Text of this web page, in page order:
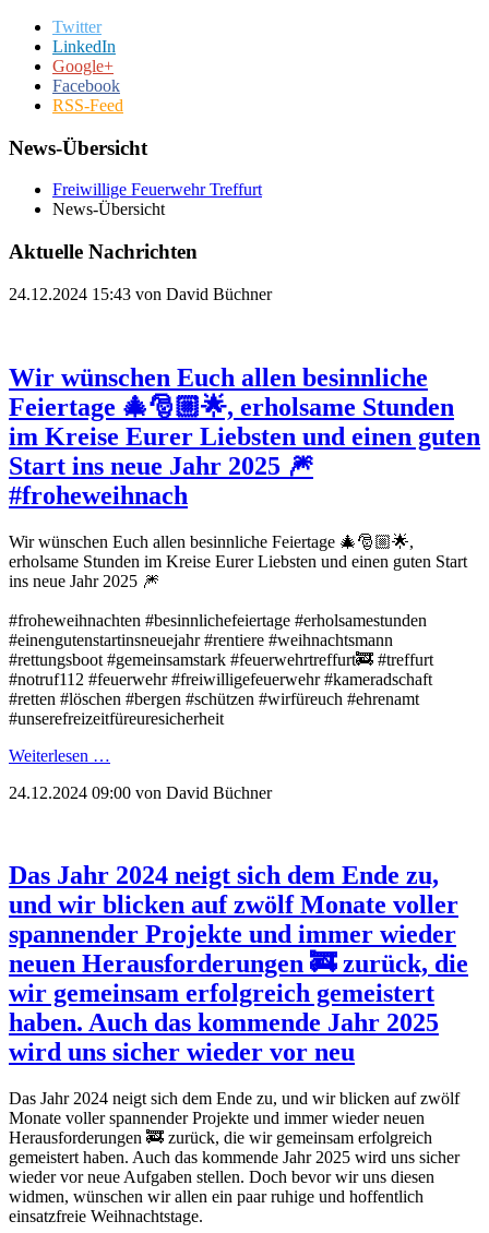
Twitter
LinkedIn
Google+
Facebook
RSS-Feed
News-Übersicht
Freiwillige Feuerwehr Treffurt
News-Übersicht
Aktuelle Nachrichten
24.12.2024 15:43 von David Büchner
Wir wünschen Euch allen besinnliche
Feiertage 🎄🎅🏼🌟, erholsame Stunden
im Kreise Eurer Liebsten und einen guten
Start ins neue Jahr 2025 🎆
#froheweihnach
Wir wünschen Euch allen besinnliche Feiertage 🎄🎅🏼🌟,
erholsame Stunden im Kreise Eurer Liebsten und einen guten Start
ins neue Jahr 2025 🎆
#froheweihnachten #besinnlichefeiertage #erholsamestunden
#einengutenstartinsneuejahr #rentiere #weihnachtsmann
#rettungsboot #gemeinsamstark #feuerwehrtreffurt🚒 #treffurt
#notruf112 #feuerwehr #freiwilligefeuerwehr #kameradschaft
#retten #löschen #bergen #schützen #wirfüreuch #ehrenamt
#unserefreizeitfüreuresicherheit
Weiterlesen …
24.12.2024 09:00 von David Büchner
Das Jahr 2024 neigt sich dem Ende zu,
und wir blicken auf zwölf Monate voller
spannender Projekte und immer wieder
neuen Herausforderungen 🚒 zurück, die
wir gemeinsam erfolgreich gemeistert
haben. Auch das kommende Jahr 2025
wird uns sicher wieder vor neu
Das Jahr 2024 neigt sich dem Ende zu, und wir blicken auf zwölf
Monate voller spannender Projekte und immer wieder neuen
Herausforderungen 🚒 zurück, die wir gemeinsam erfolgreich
gemeistert haben. Auch das kommende Jahr 2025 wird uns sicher
wieder vor neue Aufgaben stellen. Doch bevor wir uns diesen
widmen, wünschen wir allen ein paar ruhige und hoffentlich
einsatzfreie Weihnachtstage.